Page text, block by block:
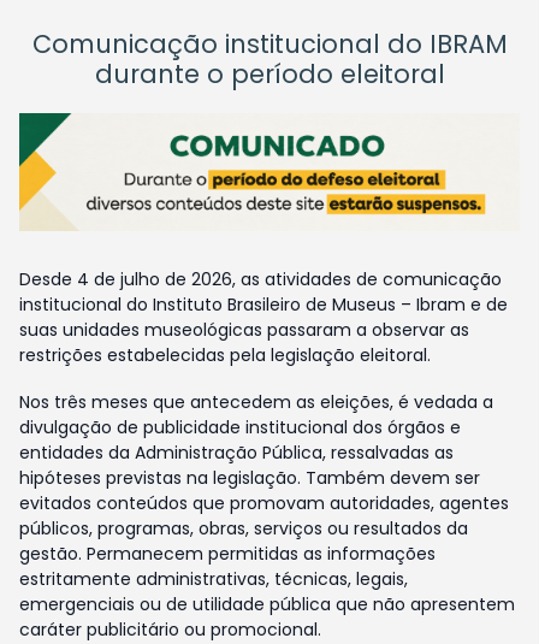
Comunicação institucional do IBRAM
durante o período eleitoral
Desde 4 de julho de 2026, as atividades de comunicação
institucional do Instituto Brasileiro de Museus – Ibram e de
suas unidades museológicas passaram a observar as
restrições estabelecidas pela legislação eleitoral.
Nos três meses que antecedem as eleições, é vedada a
divulgação de publicidade institucional dos órgãos e
entidades da Administração Pública, ressalvadas as
hipóteses previstas na legislação. Também devem ser
evitados conteúdos que promovam autoridades, agentes
públicos, programas, obras, serviços ou resultados da
gestão. Permanecem permitidas as informações
estritamente administrativas, técnicas, legais,
emergenciais ou de utilidade pública que não apresentem
caráter publicitário ou promocional.